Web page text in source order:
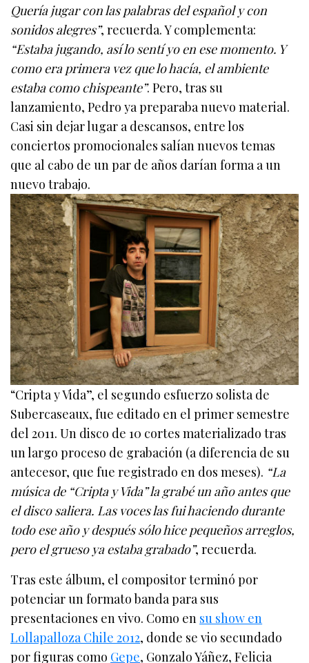
Quería jugar con las palabras del español y con
sonidos alegres”, recuerda. Y complementa:
“Estaba jugando, así lo sentí yo en ese momento. Y
como era primera vez que lo hacía, el ambiente
estaba como chispeante”. Pero, tras su
lanzamiento, Pedro ya preparaba nuevo material.
Casi sin dejar lugar a descansos, entre los
conciertos promocionales salían nuevos temas
que al cabo de un par de años darían forma a un
nuevo trabajo.
“Cripta y Vida”, el segundo esfuerzo solista de
Subercaseaux, fue editado en el primer semestre
del 2011. Un disco de 10 cortes materializado tras
un largo proceso de grabación (a diferencia de su
antecesor, que fue registrado en dos meses). “La
música de “Cripta y Vida” la grabé un año antes que
el disco saliera. Las voces las fui haciendo durante
todo ese año y después sólo hice pequeños arreglos,
pero el grueso ya estaba grabado”, recuerda.
Tras este álbum, el compositor terminó por
potenciar un formato banda para sus
presentaciones en vivo. Como en su show en
Lollapalloza Chile 2012, donde se vio secundado
por figuras como Gepe, Gonzalo Yáñez, Felicia